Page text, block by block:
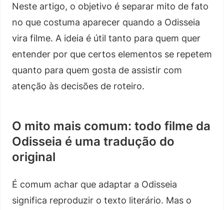
Neste artigo, o objetivo é separar mito de fato
no que costuma aparecer quando a Odisseia
vira filme. A ideia é útil tanto para quem quer
entender por que certos elementos se repetem
quanto para quem gosta de assistir com
atenção às decisões de roteiro.
O mito mais comum: todo filme da
Odisseia é uma tradução do
original
É comum achar que adaptar a Odisseia
significa reproduzir o texto literário. Mas o